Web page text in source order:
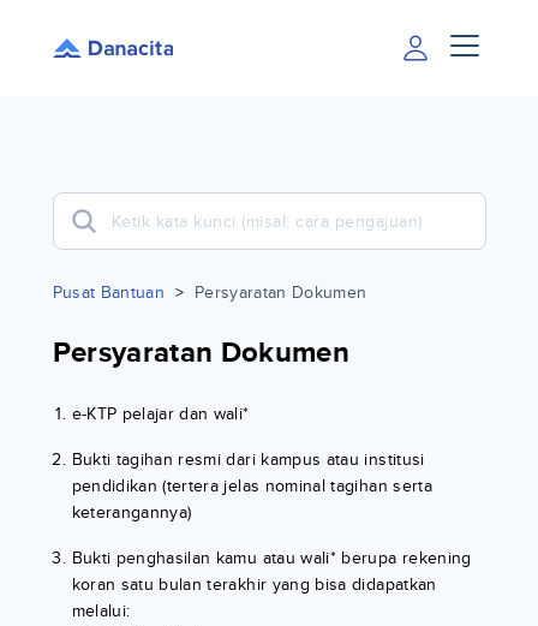
Pusat Bantuan > Persyaratan Dokumen
Persyaratan Dokumen
e-KTP pelajar dan wali*
Bukti tagihan resmi dari kampus atau institusi
pendidikan (tertera jelas nominal tagihan serta
keterangannya)
Bukti penghasilan kamu atau wali* berupa rekening
koran satu bulan terakhir yang bisa didapatkan
melalui: